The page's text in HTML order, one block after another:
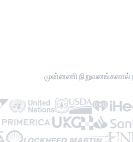
மூடுபனி உருவாக்கம்
DBC பிராண்டிங் இல்லை
24/7 ஆதரவு
முன்னணி நிறுவனங்களால்